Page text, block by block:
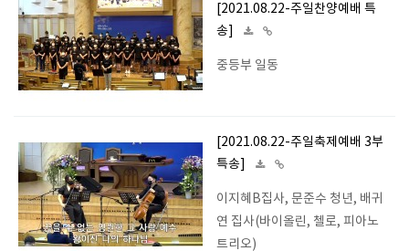
[2021.08.22-주일찬양예배 특
송]
중등부 일동
[2021.08.22-주일축제예배 3부
특송]
이지혜B집사, 문준수 청년, 배귀
연 집사(바이올린, 첼로, 피아노
트리오)